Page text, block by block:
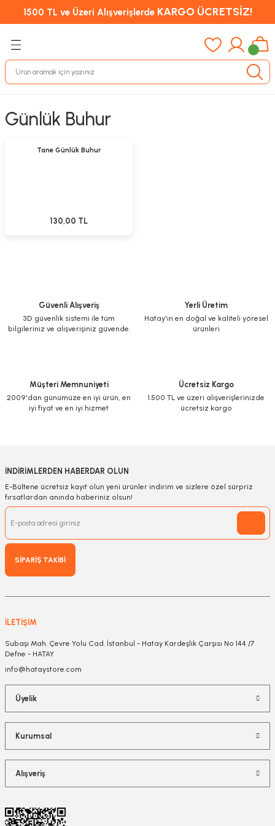
1500 TL ve Üzeri Alışverişlerde KARGO ÜCRETSİZ!
Günlük Buhur
Tane Günlük Buhur
130,00 TL
Güvenli Alışveriş
3D güvenlik sistemi ile tüm
bilgileriniz ve alışverişiniz güvende.
Yerli Üretim
Hatay'ın en doğal ve kaliteli yöresel
ürünleri
Müşteri Memnuniyeti
2009'dan günümüze en iyi ürün, en
iyi fiyat ve en iyi hizmet
Ücretsiz Kargo
1.500 TL ve üzeri alışverişlerinizde
ücretsiz kargo
İNDİRİMLERDEN HABERDAR OLUN
E-Bültene ücretsiz kayıt olun yeni ürünler indirim ve sizlere özel sürpriz
fırsatlardan anında haberiniz olsun!
SİPARİŞ TAKİBİ
İLETİŞİM
Subaşı Mah. Çevre Yolu Cad. İstanbul - Hatay Kardeşlik Çarşısı No 144 /7
Defne - HATAY
info@hataystore.com
Üyelik
Kurumsal
Alışveriş